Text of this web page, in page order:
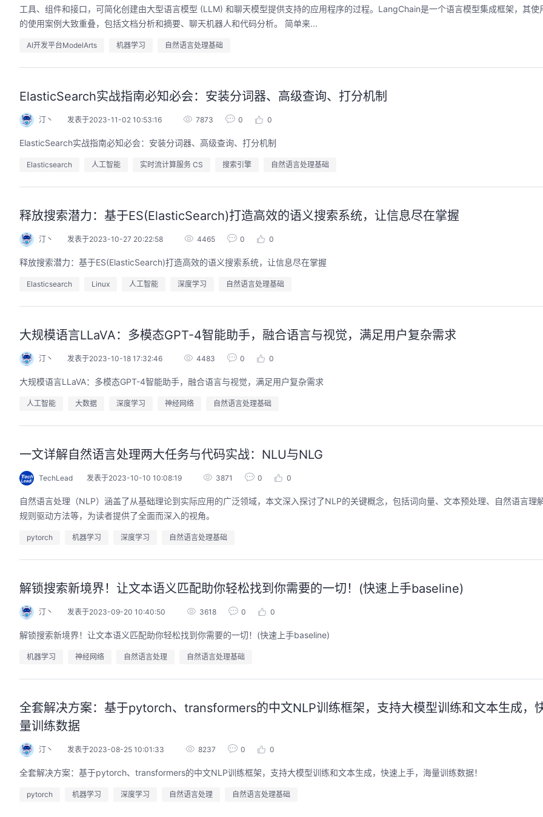
工具、组件和接口，可简化创建由大型语言模型 (LLM) 和聊天模型提供支持的应用程序的过程。LangChain是一个语言模型集成框架，其使
的使用案例大致重叠，包括文档分析和摘要、聊天机器人和代码分析。 简单来...
AI开发平台ModelArts 机器学习 自然语言处理基础
ElasticSearch实战指南必知必会：安装分词器、高级查询、打分机制
汀丶 发表于2023-11-02 10:53:16 7873 0 0
ElasticSearch实战指南必知必会：安装分词器、高级查询、打分机制
Elasticsearch 人工智能 实时流计算服务 CS 搜索引擎 自然语言处理基础
释放搜索潜力：基于ES(ElasticSearch)打造高效的语义搜索系统，让信息尽在掌握
汀丶 发表于2023-10-27 20:22:58 4465 0 0
释放搜索潜力：基于ES(ElasticSearch)打造高效的语义搜索系统，让信息尽在掌握
Elasticsearch Linux 人工智能 深度学习 自然语言处理基础
大规模语言LLaVA：多模态GPT-4智能助手，融合语言与视觉，满足用户复杂需求
汀丶 发表于2023-10-18 17:32:46 4483 0 0
大规模语言LLaVA：多模态GPT-4智能助手，融合语言与视觉，满足用户复杂需求
人工智能 大数据 深度学习 神经网络 自然语言处理基础
一文详解自然语言处理两大任务与代码实战：NLU与NLG
TechLead 发表于2023-10-10 10:08:19 3871 0 0
自然语言处理（NLP）涵盖了从基础理论到实际应用的广泛领域，本文深入探讨了NLP的关键概念，包括词向量、文本预处理、自然语言理
规则驱动方法等，为读者提供了全面而深入的视角。
pytorch 机器学习 深度学习 自然语言处理基础
解锁搜索新境界！让文本语义匹配助你轻松找到你需要的一切！(快速上手baseline)
汀丶 发表于2023-09-20 10:40:50 3618 0 0
解锁搜索新境界！让文本语义匹配助你轻松找到你需要的一切！(快速上手baseline)
机器学习 神经网络 自然语言处理 自然语言处理基础
全套解决方案：基于pytorch、transformers的中文NLP训练框架，支持大模型训练和文本生成，
量训练数据
汀丶 发表于2023-08-25 10:01:33 8237 0 0
全套解决方案：基于pytorch、transformers的中文NLP训练框架，支持大模型训练和文本生成，快速上手，海量训练数据！
pytorch 机器学习 深度学习 自然语言处理 自然语言处理基础